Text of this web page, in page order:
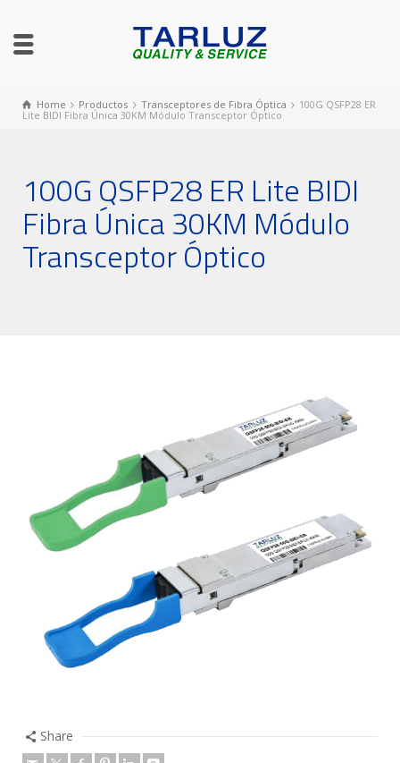
Home Productos Transceptores de Fibra Óptica
100G QSFP28 ER
Lite BIDI Fibra Única 30KM Módulo Transceptor Óptico
100G QSFP28 ER Lite BIDI
Fibra Única 30KM Módulo
Transceptor Óptico
Share